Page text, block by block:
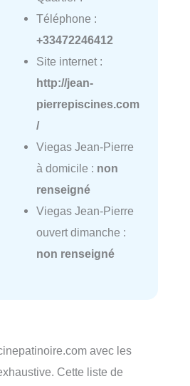
Téléphone :
+33472246412
Site internet :
http://jean-
pierrepiscines.com
/
Viegas Jean-Pierre
à domicile : non
renseigné
Viegas Jean-Pierre
ouvert dimanche :
non renseigné
avec les
Cette liste de